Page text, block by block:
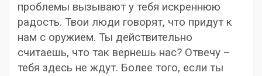
проблемы вызывают у тебя искреннюю
радость. Твои люди говорят, что придут к
нам с оружием. Ты действительно
считаешь, что так вернешь нас? Отвечу –
тебя здесь не ждут. Более того, если ты